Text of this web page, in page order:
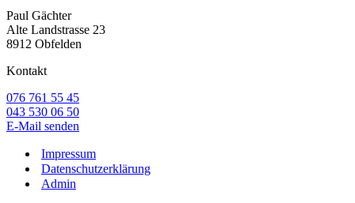
Paul Gächter
Alte Landstrasse 23
8912 Obfelden
Kontakt
076 761 55 45
043 530 06 50
E-Mail senden
Impressum
Datenschutzerklärung
Admin